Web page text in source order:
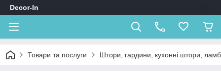
Decor-In
Товари та послуги Штори, гардини, кухонні штори,